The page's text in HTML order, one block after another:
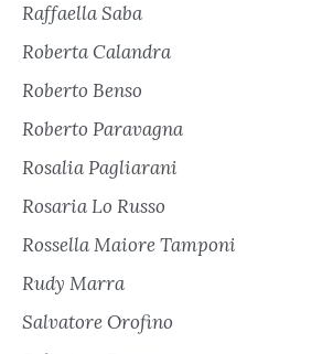
Raffaella Saba
Roberta Calandra
Roberto Benso
Roberto Paravagna
Rosalia Pagliarani
Rosaria Lo Russo
Rossella Maiore Tamponi
Rudy Marra
Salvatore Orofino